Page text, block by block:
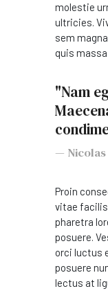
molestie
ultricies.
sem
quis
"Nam
Proin
vitae
pharetra
posuere.
orci luctus
posuere
lectus at